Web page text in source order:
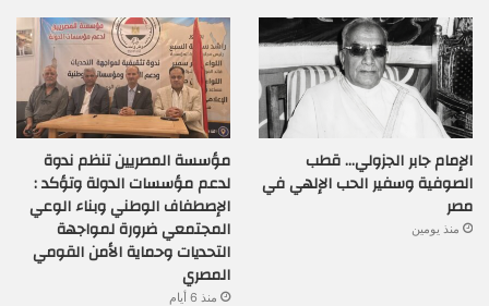
الإمام جابر الجزولي… قطب
الصوفية وسفير الحب الإلهي في
مصر
منذ يومين
مؤسسة المصريين تنظم ندوة
لدعم مؤسسات الدولة وتؤكد :
الإصطفاف الوطني وبناء الوعي
المجتمعي ضرورة لمواجهة
التحديات وحماية الأمن القومي
المصري
منذ 6 أيام